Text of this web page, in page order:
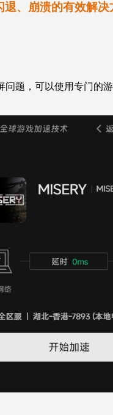
、崩溃的有效解决
问题，可以使用专门的